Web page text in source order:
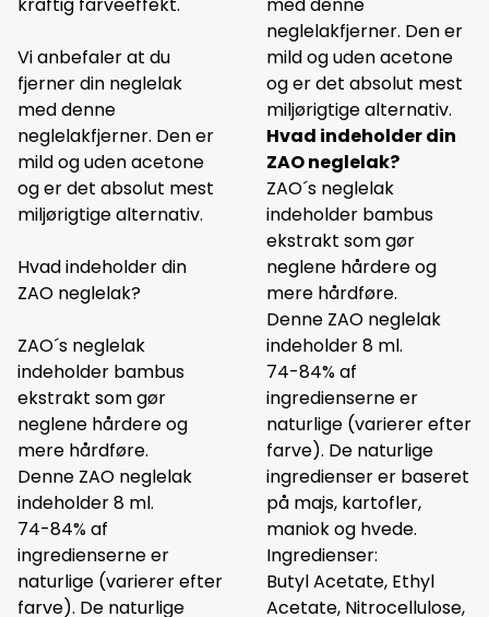
Vi anbefaler at du
fjerner din neglelak
meddenne
neglelakfjerner. Den er
mild og uden acetone
og er det absolut mest
miljørigtige alternativ.
Hvad indeholder din
ZAO neglelak?
ZAO´s neglelak
indeholder bambus
ekstrakt som gør
neglene hårdere og
mere hårdføre.
Denne ZAO neglelak
indeholder 8 ml.
74-84% af
ingredienserne er
naturlige (varierer efter
farve). De naturlige
neglelakfjerner. Den er
mild og uden acetone
og er det absolut mest
miljørigtige alternativ.
Hvad indeholder din
ZAO neglelak?
ZAO´s neglelak
indeholder bambus
ekstrakt som gør
neglene hårdere og
mere hårdføre.
Denne ZAO neglelak
indeholder 8 ml.
74-84% af
ingredienserne er
naturlige (varierer efter
farve). De naturlige
ingredienser er baseret
på majs, kartofler,
maniok og hvede.
Ingredienser:
Butyl Acetate, Ethyl
Acetate, Nitrocellulose,